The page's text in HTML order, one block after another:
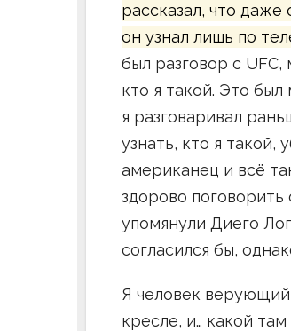
рассказал, что даже
он узнал лишь по
был разговор с UFC,
кто я такой. Это
я разговаривал
узнать, кто я такой,
американец и всё
здорово
упомянули Диего
согласился бы,
Я человек
кресле, и… какой